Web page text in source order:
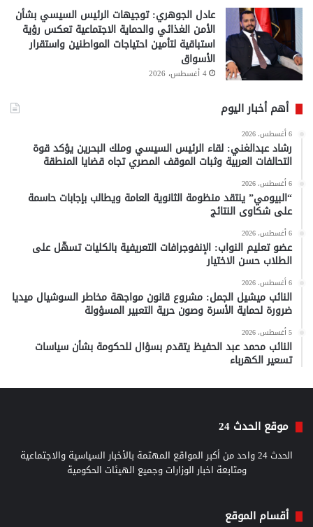
عادل الجوهري: توجيهات الرئيس السيسي بشأن
الأمن الغذائي والحماية الاجتماعية تعكس رؤية
استباقية لتأمين احتياجات المواطنين واستقرار
الأسواق
4 أغسطس، 2026
أهم أخبار اليوم
6 أغسطس، 2026
رشاد عبدالغني: لقاء الرئيس السيسي وملك البحرين يؤكد قوة
التحالفات العربية وثبات الموقف المصري تجاه قضايا المنطقة
6 أغسطس، 2026
“البيومي” ينتقد منظومة الثانوية العامة ويطالب بإجابات حاسمة
على شكاوى النتائج
6 أغسطس، 2026
عضو تعليم النواب: الإنفوجرافات التعريفية بالكليات تسهّل على
الطلاب حسن الاختيار
6 أغسطس، 2026
النائب ميشيل الجمل: مشروع قانون مواجهة مخاطر السوشيال ميديا
ضرورة لحماية الأسرة وصون حرية التعبير المسؤولة
5 أغسطس، 2026
النائب محمد عبد الحفيظ يتقدم بسؤال للحكومة بشأن سياسات
تسعير الكهرباء
موقع الحدث 24
الحدث 24 واحد من أكبر المواقع المهتمة بالأخبار السياسية والاجتماعية
ومتابعة اخبار الوزارات وجميع الهيئات الحكومية
أقسام الموقع